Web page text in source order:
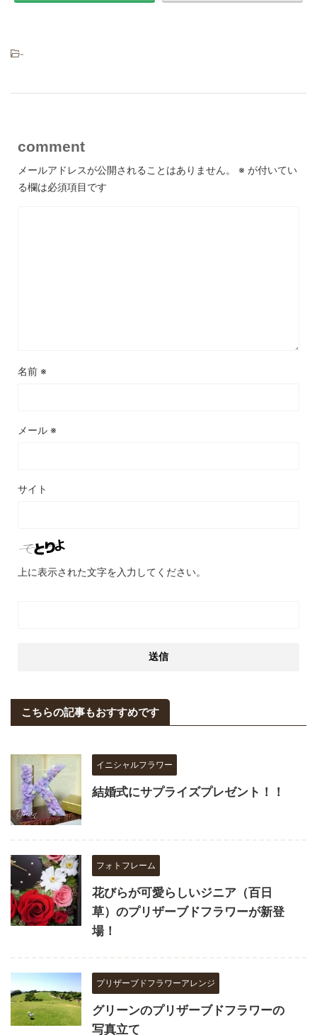
-
comment
メールアドレスが公開されることはありません。 ※ が付いてい
る欄は必須項目です
名前 ※
メール ※
サイト
上に表示された文字を入力してください。
こちらの記事もおすすめです
イニシャルフラワー
結婚式にサプライズプレゼント！！
フォトフレーム
花びらが可愛らしいジニア（百日
草）のプリザーブドフラワーが新登
場！
プリザーブドフラワーアレンジ
グリーンのプリザーブドフラワーの
写真立て